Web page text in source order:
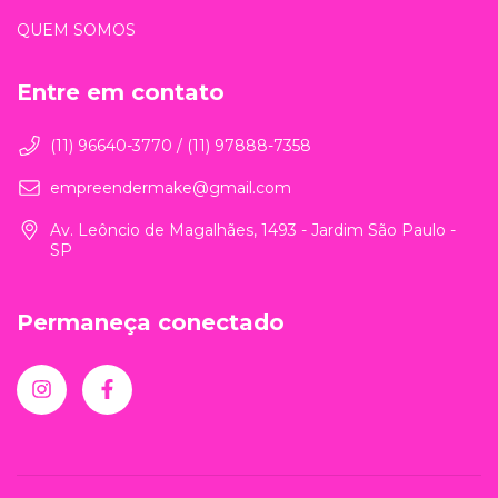
QUEM SOMOS
Entre em contato
(11) 96640-3770 / (11) 97888-7358
empreendermake@gmail.com
Av. Leôncio de Magalhães, 1493 - Jardim São Paulo -
SP
Permaneça conectado